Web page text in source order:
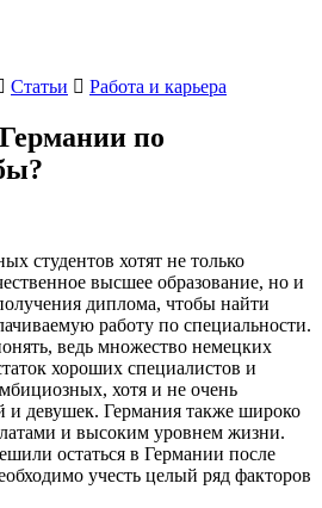
Статьи Работа и карьера
по
студентов хотят не только
высшее образование, но и
диплома, чтобы найти
работу по специальности.
ведь множество немецких
хороших специалистов и
хотя и не очень
девушек. Германия также широко
и высоким уровнем жизни.
остаться в Германии после
учесть целый ряд факторов